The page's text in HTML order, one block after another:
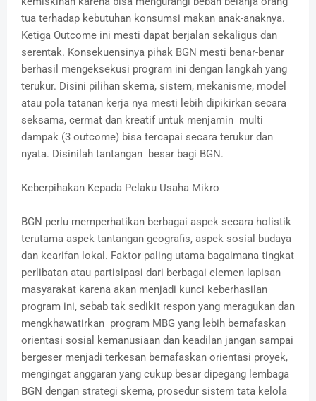
tua terhadap kebutuhan konsumsi makan anak-anaknya.
Ketiga Outcome ini mesti dapat berjalan sekaligus dan
serentak. Konsekuensinya pihak BGN mesti benar-benar
berhasil mengeksekusi program ini dengan langkah yang
terukur. Disini pilihan skema, sistem, mekanisme, model
atau pola tatanan kerja nya mesti lebih dipikirkan secara
seksama, cermat dan kreatif untuk menjamin multi
dampak (3 outcome) bisa tercapai secara terukur dan
nyata. Disinilah tantangan besar bagi BGN.
Keberpihakan Kepada Pelaku Usaha Mikro
BGN perlu memperhatikan berbagai aspek secara holistik
terutama aspek tantangan geografis, aspek sosial budaya
dan kearifan lokal. Faktor paling utama bagaimana tingkat
perlibatan atau partisipasi dari berbagai elemen lapisan
masyarakat karena akan menjadi kunci keberhasilan
program ini, sebab tak sedikit respon yang meragukan dan
mengkhawatirkan program MBG yang lebih bernafaskan
orientasi sosial kemanusiaan dan keadilan jangan sampai
bergeser menjadi terkesan bernafaskan orientasi proyek,
mengingat anggaran yang cukup besar dipegang lembaga
BGN dengan strategi skema, prosedur sistem tata kelola